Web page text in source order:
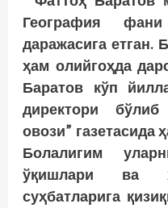
География
даражасига етган.
ҳам олийгоҳда
Баратов кўп
директори бўлиб
овози” газетасида
Болалигим
ўқишлари ва
суҳбатларига